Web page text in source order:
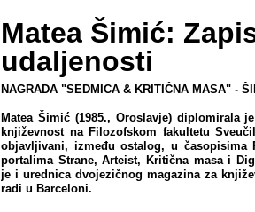
Matea Šimić:
udaljenosti
NAGRADA "SEDMICA & KRITIČNA MASA" -
Matea Šimić (1985., Oroslavje) diplomirala
književnost na Filozofskom fakultetu
objavljivani, između ostalog, u časopisima
portalima Strane, Arteist, Kritična masa i
je i urednica dvojezičnog magazina za
radi u Barceloni.